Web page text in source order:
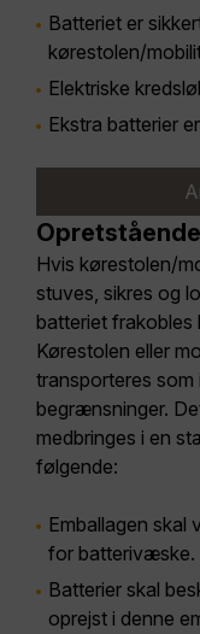
Batteriet er
kørestolen/
Elektriske
Ekstra batterier
Hvis kørestolen/
stuves, sikres og
batteriet
Kørestolen eller
transporteres
begrænsninger.
medbringes i en
følgende:
Emballagen
for batterivæske.
Batterier skal
oprejst i denne